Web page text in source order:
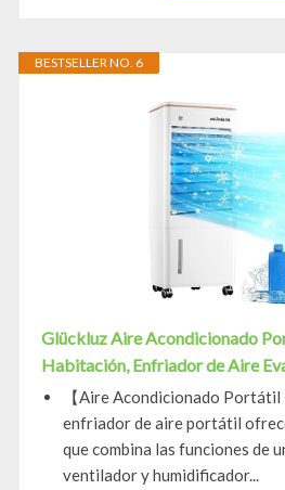
BESTSELLER NO. 6
Glückluz Aire Acondicionado
Habitación, Enfriador de Aire
【Aire Acondicionado
enfriador de aire portátil
que combina las funciones de
ventilador y humidificador...